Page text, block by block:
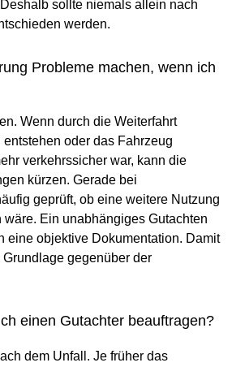
sollte niemals allein nach
werden.
Probleme machen, wenn ich
Wenn durch die Weiterfahrt
oder das Fahrzeug
verkehrssicher war, kann die
kürzen. Gerade bei
geprüft, ob eine weitere Nutzung
Ein unabhängiges Gutachten
eine objektive Dokumentation. Damit
gegenüber der
einen Gutachter beauftragen?
dem Unfall. Je früher das